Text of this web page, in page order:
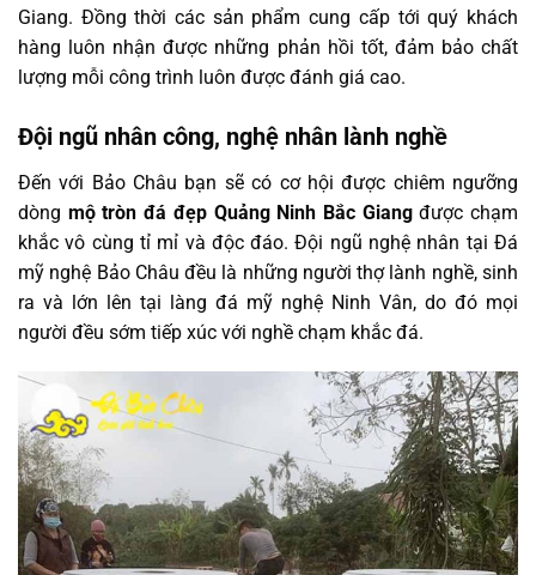
Giang. Đồng thời các sản phẩm cung cấp tới quý khách
hàng luôn nhận được những phản hồi tốt, đảm bảo chất
lượng mỗi công trình luôn được đánh giá cao.
Đội ngũ nhân công, nghệ nhân lành nghề
Đến với Bảo Châu bạn sẽ có cơ hội được chiêm ngưỡng
dòng mộ tròn đá đẹp Quảng Ninh Bắc Giangđược chạm
khắc vô cùng tỉ mỉ và độc đáo. Đội ngũ nghệ nhân tại Đá
mỹ nghệ Bảo Châu đều là những người thợ lành nghề, sinh
ra và lớn lên tại làng đá mỹ nghệ Ninh Vân, do đó mọi
người đều sớm tiếp xúc với nghề chạm khắc đá.